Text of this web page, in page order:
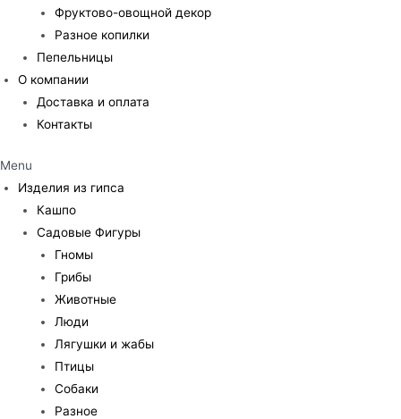
Фруктово-овощной декор
Разное копилки
Пепельницы
О компании
Доставка и оплата
Контакты
Menu
Изделия из гипса
Кашпо
Садовые Фигуры
Гномы
Грибы
Животные
Люди
Лягушки и жабы
Птицы
Собаки
Разное